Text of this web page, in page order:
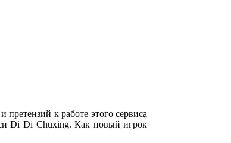
к работе этого сервиса
Di Di Chuxing. Как новый игрок